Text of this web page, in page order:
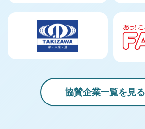
協賛企業一覧を見る